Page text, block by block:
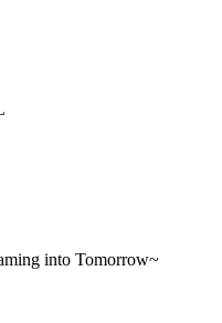
into Tomorrow~